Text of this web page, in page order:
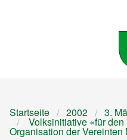
Startseite 2002 3.
Volksinitiative «für
Organisation der Vereinten